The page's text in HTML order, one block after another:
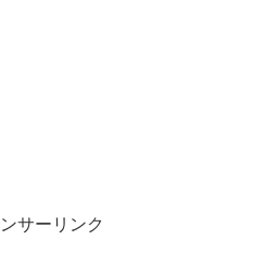
サーリンク